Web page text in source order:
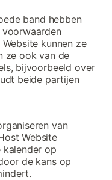
band hebben
kunnen ze
ze ook van de
bijvoorbeeld over
beide partijen
van
Website
kalender op
de kans op